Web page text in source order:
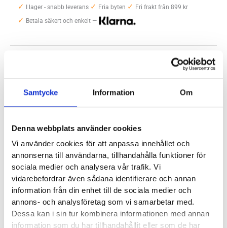
Samtycke Information Om
Denna webbplats använder cookies
Vi använder cookies för att anpassa innehållet och
annonserna till användarna, tillhandahålla funktioner för
sociala medier och analysera vår trafik. Vi
vidarebefordrar även sådana identifierare och annan
information från din enhet till de sociala medier och
annons- och analysföretag som vi samarbetar med.
Dessa kan i sin tur kombinera informationen med annan
information som du har tillhandahållit eller som de har
VIA
Herr
✓ I lager - snabb leverans ✓ Fria byten ✓ Fri frakt från 899 kr
✓ Betala säkert och enkelt —
Saldo weblager. För aktuellt butikssaldo, kontakta din närmstabutik.
Altra FWD VIA är en rejält stötdämpande löparsko där Altra
använder sig av ett nytt material i mellansulan kallat EGO
FLO. Materialet är mjukt dämpande och ger FWD VIA en både
bekväm och rolig upplevelse. Med mängden stötdämpning
och den bekvämt formade rullsulan är Altra FWD VIA en
modell som klarar långa pass riktigt bra och ger skön
avlastning även i slutet av träningspassen. Som alltid när det